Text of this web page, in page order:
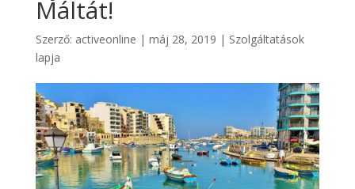
Máltát!
Szerző: activeonline | máj 28, 2019 | Szolgáltatások
lapja